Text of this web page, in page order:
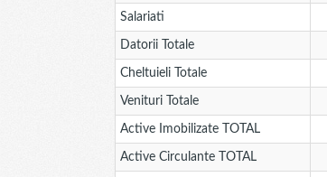
Salariati
Datorii Totale
Cheltuieli Totale
Venituri Totale
Active Imobilizate TOTAL
Active Circulante TOTAL